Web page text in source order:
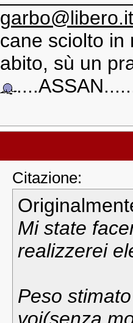
garbo@libero.it
cane sciolto in
abito, sù un
Citazione:
Mi state
realizzerei
Peso